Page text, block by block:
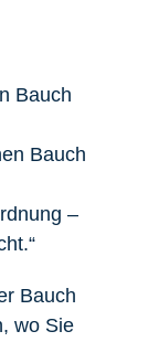
Bauch
Bauch
–
Bauch
wo Sie